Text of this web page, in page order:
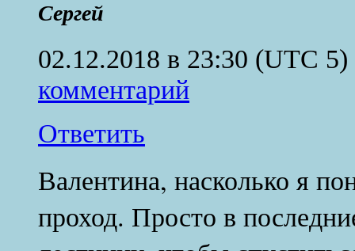
Сергей
02.12.2018 в 23:30 (UTC 5)
комментарий
Ответить
Валентина, насколько я
проход. Просто в